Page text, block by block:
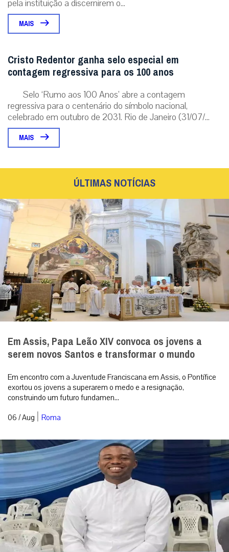
pela instituição a discernirem o...
MAIS
Cristo Redentor ganha selo especial em
contagem regressiva para os 100 anos
Selo ‘Rumo aos 100 Anos’ abre a contagem
regressiva para o centenário do símbolo nacional,
celebrado em outubro de 2031. Rio de Janeiro (31/07/...
MAIS
ÚLTIMAS NOTÍCIAS
Em Assis, Papa Leão XIV convoca os jovens a
serem novos Santos e transformar o mundo
Em encontro com a Juventude Franciscana em Assis, o Pontífice
exortou os jovens a superarem o medo e a resignação,
construindo um futuro fundamen...
06 / Aug | Roma